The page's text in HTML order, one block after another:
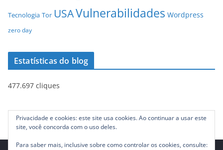
Tecnologia Tor USAVulnerabilidades Wordpress
zero day
Estatísticas do blog
477.697 cliques
Privacidade e cookies: este site usa cookies. Ao continuar a usar este
site, você concorda com o uso deles.
Para saber mais, inclusive sobre como controlar os cookies, consulte: